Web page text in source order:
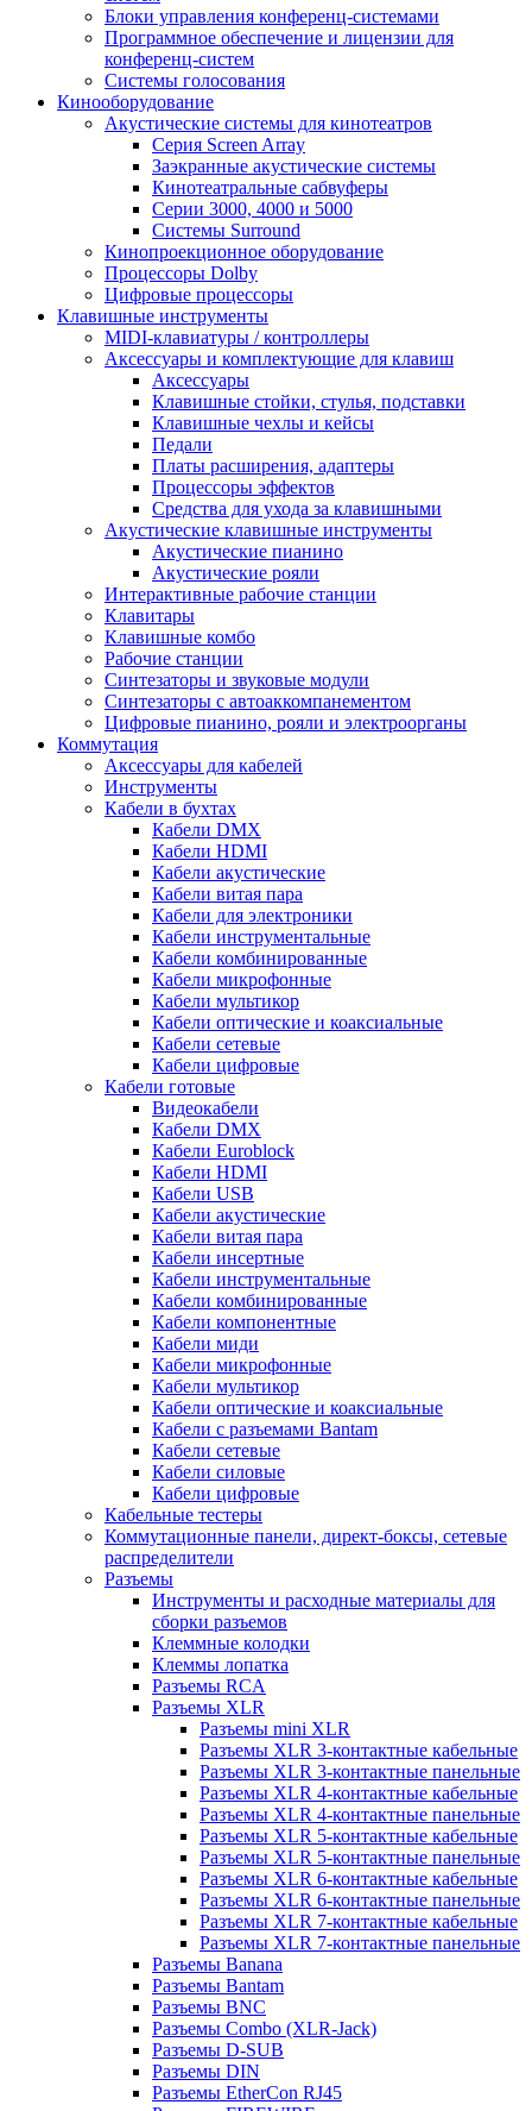
Блоки управления конференц-системами
Программное обеспечение и лицензии для
конференц-систем
Системы голосования
Кинооборудование
Акустические системы для кинотеатров
Cерия Screen Array
Заэкранные акустические системы
Кинотеатральные сабвуферы
Серии 3000, 4000 и 5000
Системы Surround
Кинопроекционное оборудование
Процессоры Dolby
Цифровые процессоры
Клавишные инструменты
MIDI-клавиатуры / контроллеры
Аксессуары и комплектующие для клавиш
Аксессуары
Клавишные стойки, стулья, подставки
Клавишные чехлы и кейсы
Педали
Платы расширения, адаптеры
Процессоры эффектов
Средства для ухода за клавишными
Акустические клавишные инструменты
Акустические пианино
Акустические рояли
Интерактивные рабочие станции
Клавитары
Клавишные комбо
Рабочие станции
Синтезаторы и звуковые модули
Синтезаторы с автоаккомпанементом
Цифровые пианино, рояли и электроорганы
Коммутация
Аксессуары для кабелей
Инструменты
Кабели в бухтах
Кабели DMX
Кабели HDMI
Кабели акустические
Кабели витая пара
Кабели для электроники
Кабели инструментальные
Кабели комбинированные
Кабели микрофонные
Кабели мультикор
Кабели оптические и коаксиальные
Кабели сетевые
Кабели цифровые
Кабели готовые
Видеокабели
Кабели DMX
Кабели Euroblock
Кабели HDMI
Кабели USB
Кабели акустические
Кабели витая пара
Кабели инсертные
Кабели инструментальные
Кабели комбинированные
Кабели компонентные
Кабели миди
Кабели микрофонные
Кабели мультикор
Кабели оптические и коаксиальные
Кабели с разъемами Bantam
Кабели сетевые
Кабели силовые
Кабели цифровые
Кабельные тестеры
Коммутационные панели, директ-боксы, сетевые
распределители
Разъемы
Инструменты и расходные материалы для
сборки разъемов
Клеммные колодки
Клеммы лопатка
Разъемы RCA
Разъемы XLR
Разъемы mini XLR
Разъемы XLR 3-контактные кабельные
Разъемы XLR 3-контактные панельные
Разъемы XLR 4-контактные кабельные
Разъемы XLR 4-контактные панельные
Разъемы XLR 5-контактные кабельные
Разъемы XLR 5-контактные панельные
Разъемы XLR 6-контактные кабельные
Разъемы XLR 6-контактные панельные
Разъемы XLR 7-контактные кабельные
Разъемы XLR 7-контактные панельные
Разъемы Banana
Разъемы Bantam
Разъемы BNC
Разъемы Combo (XLR-Jack)
Разъемы D-SUB
Разъемы DIN
Разъемы EtherCon RJ45